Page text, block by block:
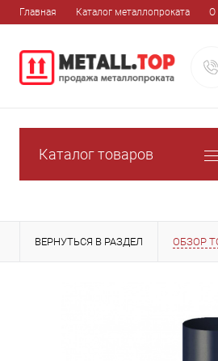
Главная Каталог металлопроката О
Каталог товаров
ВЕРНУТЬСЯ В РАЗДЕЛ ОБЗОР